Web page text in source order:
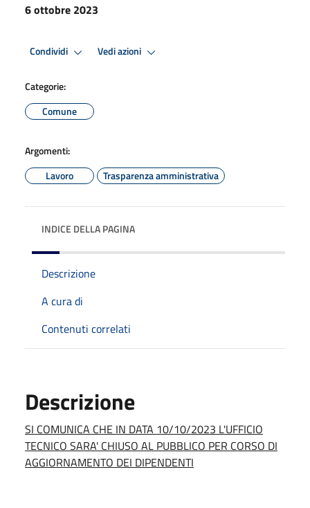
6 ottobre 2023
Condividi Vedi azioni
Categorie:
Comune
Argomenti:
Lavoro
Trasparenza amministrativa
INDICE DELLA PAGINA
Descrizione
A cura di
Contenuti correlati
Descrizione
SI COMUNICA CHE IN DATA 10/10/2023 L'UFFICIO
TECNICO SARA' CHIUSO AL PUBBLICO PER CORSO DI
AGGIORNAMENTO DEI DIPENDENTI